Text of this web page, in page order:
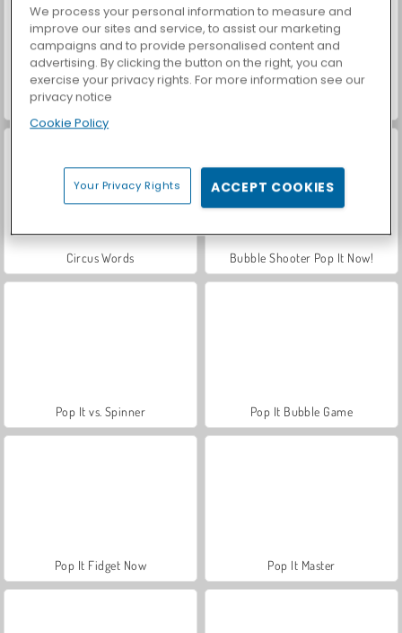
No Problamas
Circus Words Bubble Shooter Pop It Now!
Pop It vs. Spinner Pop It Bubble Game
Pop It Fidget Now Pop It Master
We process your personal information to measure and
improve our sites and service, to assist our marketing
campaigns and to provide personalised content and
advertising. By clicking the button on the right, you can
exercise your privacy rights. For more information see our
privacy notice
Cookie Policy
Your Privacy Rights ACCEPT COOKIES